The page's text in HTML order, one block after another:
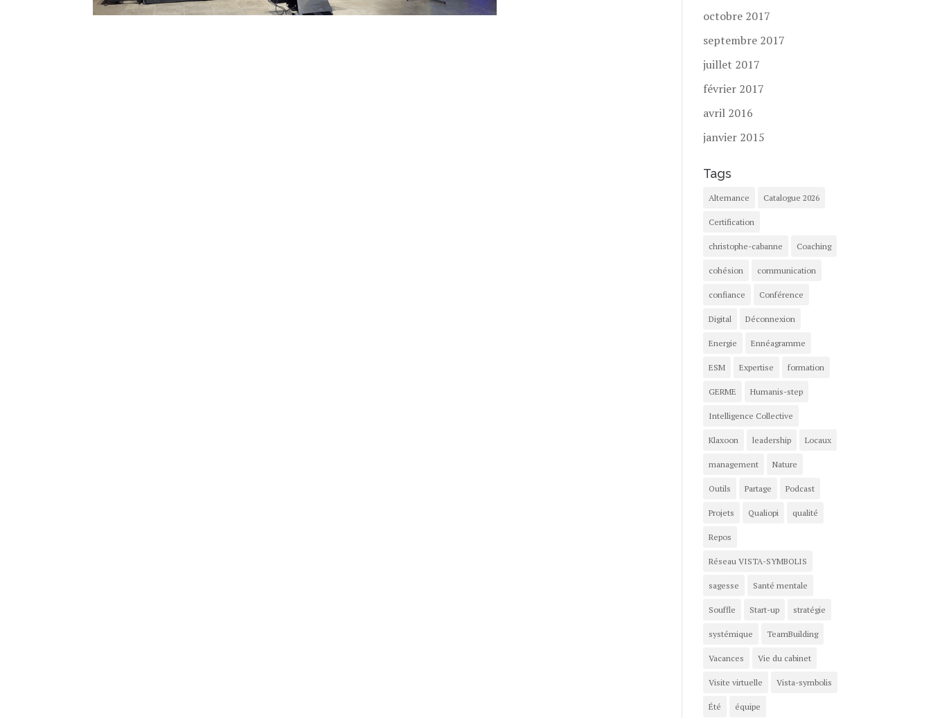
octobre 2017
septembre 2017
juillet 2017
février 2017
avril 2016
janvier 2015
Tags
Alternance Catalogue 2026
Certification
christophe-cabanne Coaching
cohésion communication
confiance Conférence
Digital Déconnexion
Energie Ennéagramme
ESM Expertise formation
GERME Humanis-step
Intelligence Collective
Klaxoon leadership Locaux
management Nature
Outils Partage Podcast
Projets Qualiopi qualité
Repos
Réseau VISTA-SYMBOLIS
sagesse Santé mentale
Souffle Start-up stratégie
systémique TeamBuilding
Vacances Vie du cabinet
Visite virtuelle Vista-symbolis
Été équipe